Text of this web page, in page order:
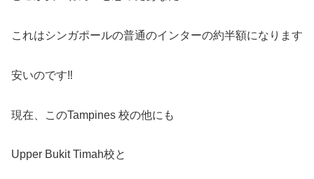
これはシンガポールの普通のインターの約半額になります
安いのです‼️
現在、このTampines 校の他にも
Upper Bukit Timah校と